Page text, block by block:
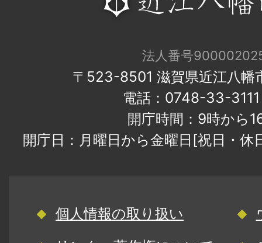
法人番号
〒523-8501 滋賀県近江八幡
電話：0748-33-
開庁時間：9時から
開庁日：月曜日から金曜日[祝日・
個人情報の取り扱い